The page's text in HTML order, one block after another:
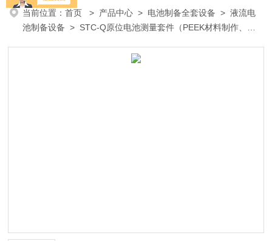
当前位置：首页 > 产品中心 > 电池制备全套设备 >液流电
池制备设备 > STC-Q原位电池测量套件（PEEK材料制作、石